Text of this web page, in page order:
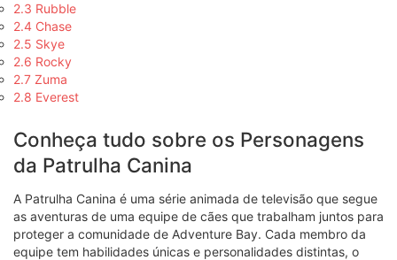
2.3 Rubble
2.4 Chase
2.5 Skye
2.6 Rocky
2.7 Zuma
2.8 Everest
Conheça tudo sobre os Personagens
da Patrulha Canina
A Patrulha Canina é uma série animada de televisão que segue
as aventuras de uma equipe de cães que trabalham juntos para
proteger a comunidade de Adventure Bay. Cada membro da
equipe tem habilidades únicas e personalidades distintas, o